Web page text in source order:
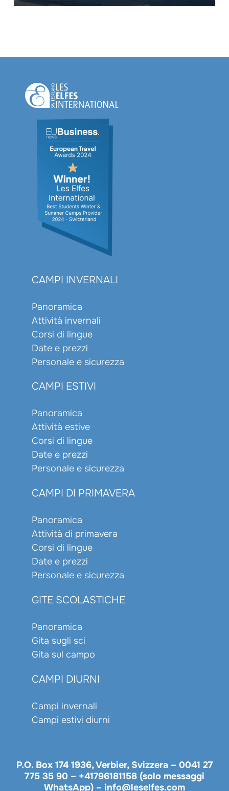
CAMPI INVERNALI
Panoramica
Attività invernali
Corsi di lingue
Date e prezzi
Personale e sicurezza
CAMPI ESTIVI
Panoramica
Attività estive
Corsi di lingue
Date e prezzi
Personale e sicurezza
CAMPI DI PRIMAVERA
Panoramica
Attività di primavera
Corsi di lingue
Date e prezzi
Personale e sicurezza
GITE SCOLASTICHE
Panoramica
Gita sugli sci
Gita sul campo
CAMPI DIURNI
Campi invernali
Campi estivi diurni
P.O. Box 174 1936, Verbier, Svizzera – 0041 27
775 35 90 – +41796181158 (solo messaggi
WhatsApp)– info@leselfes.com